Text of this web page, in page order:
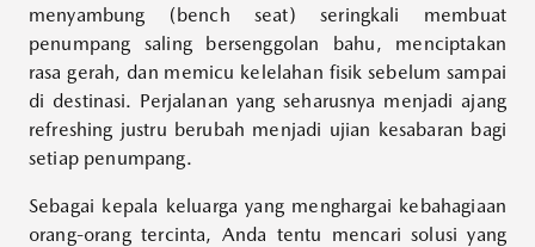
menyambung (bench seat) seringkali membuat
penumpang saling bersenggolan bahu, menciptakan
rasa gerah, dan memicu kelelahan fisik sebelum sampai
di destinasi. Perjalanan yang seharusnya menjadi ajang
refreshing justru berubah menjadi ujian kesabaran bagi
setiap penumpang.
Sebagai kepala keluarga yang menghargai kebahagiaan
orang-orang tercinta, Anda tentu mencari solusi yang